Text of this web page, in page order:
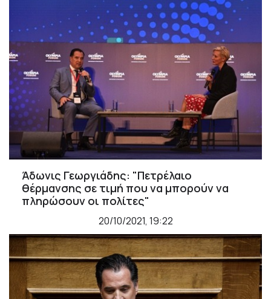
Άδωνις Γεωργιάδης: "Πετρέλαιο
θέρμανσης σε τιμή που να μπορούν να
πληρώσουν οι πολίτες"
20/10/2021, 19:22